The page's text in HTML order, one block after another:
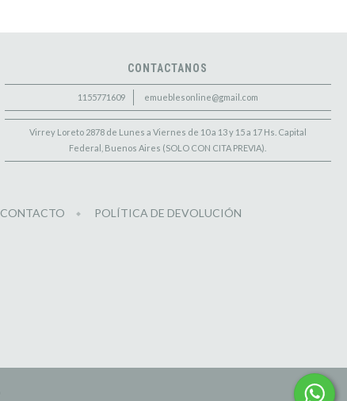
CONTACTANOS
1155771609 emueblesonline@gmail.com
Virrey Loreto 2878 de Lunes a Viernes de 10 a 13 y 15 a 17 Hs. Capital
Federal, Buenos Aires (SOLO CON CITA PREVIA).
CONTACTO POLÍTICA DE DEVOLUCIÓN